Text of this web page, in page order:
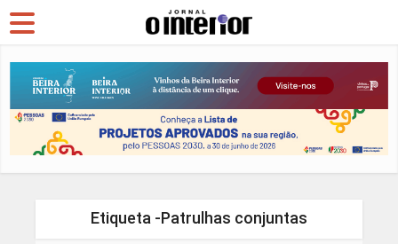
Etiqueta -Patrulhas conjuntas